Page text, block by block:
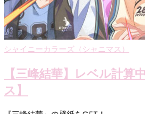
シャイニーカラーズ（シャニマス）
【三峰結華】レベル計算
ス】